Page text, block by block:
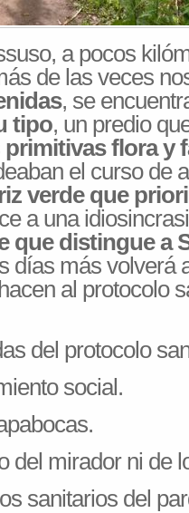
a pocos
de las veces
, se
tipo, un predio
primitivas flora y
el curso de
verde que
a una
que distingue a
días más volverá
al protocolo
del protocolo
social.
del mirador ni de
sanitarios del